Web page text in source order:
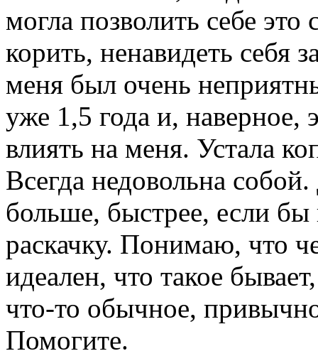
могла позволить себе
корить, ненавидеть себя
меня был очень
уже 1,5 года и, наверное,
влиять на меня. Устала
Всегда недовольна
больше, быстрее, если бы
раскачку. Понимаю, что
идеален, что такое
что-то обычное,
Помогите.